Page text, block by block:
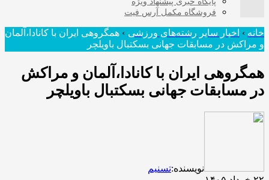
فروشگاه مکمل آرس فیت
خانه › اخبار سایر رشته‌های ورزشی › همگروهی ایران با کانادا،آلمان
و مراکش در مسابقات جهانی بسکتبال باویلچر
همگروهی ایران با کانادا،آلمان و مراکش
در مسابقات جهانی بسکتبال باویلچر
نویسنده:تسنیم